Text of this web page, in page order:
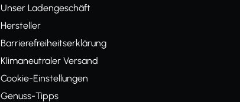
Unser Ladengeschäft
Hersteller
Barrierefreiheitserklärung
Klimaneutraler Versand
Cookie-Einstellungen
Genuss-Tipps